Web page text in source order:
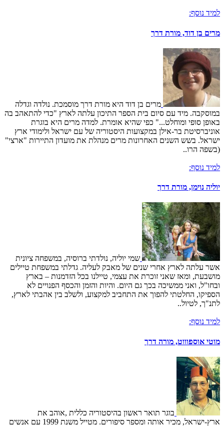
למיד נוסף:
מרים בן דוד, מורת דרך
מרים בן דוד היא מורת דרך מוסמכת. נולדה וגדלה
במוסקבה. מיד עם סיום בית הספר התיכון עלתה לארץ "כדי להתאהב בה
באופן סופי ומוחלט..." כפי שהיא אומרת. למדה מרים היא בוגרת
אוניברסיטת בר-אילן במקצועות היסטוריה של עם ישראל ולימודי ארץ
ישראל. בשש השנים האחרונות מרים מנהלת את מועדון התיירות "ארצי"
(בשפה הרו..
למיד נוסף:
יוליה נוימן, מורת דרך
שמי יוליה, נולדתי ברוסיה, במשפחה ציונית
אשר עלתה לארץ אחרי שנים של מאבק לעליה. גדלתי במשפחת טיילים
מושבעת, ומאז שאני זוכרת את עצמי, טיילנו בכל הזדמנות – בארץ
ובחו"ל, ואני ממשיכה בכך גם היום. והיות והזמן והכסף הפנויים לא
הספיקו, החלטתי להפוך את התחביב למקצוע, ולשלב בין אהבתי לארץ,
לתנ"ך, לטיול..
למיד נוסף:
מוטי אוספוווט, מורה דרך
בוגר תואר ראשון בהיסטוריה כללית ,אוהב את
ארץ-ישראל, מכיר אותה ומספר סיפורים. מטייל משנת 1999 עם אנשים